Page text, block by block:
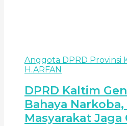
Anggota DPRD Provinsi
H.ARFAN
DPRD Kaltim
Bahaya
Masyarakat Jaga